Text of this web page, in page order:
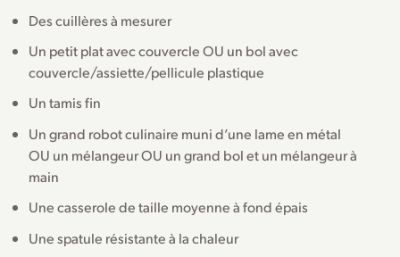
Des cuillères à mesurer
Un petit plat avec couvercle OU un bol avec
couvercle/assiette/pellicule plastique
Un tamis fin
Un grand robot culinaire muni d’une lame en métal
OU un mélangeur OU un grand bol et un mélangeur à
main
Une casserole de taille moyenne à fond épais
Une spatule résistante à la chaleur